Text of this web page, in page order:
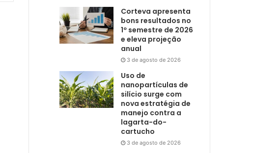
Corteva apresenta
bons resultados no
1º semestre de 2026
e eleva projeção
anual
3 de agosto de 2026
Uso de
nanopartículas de
silício surge com
nova estratégia de
manejo contra a
lagarta-do-
cartucho
3 de agosto de 2026